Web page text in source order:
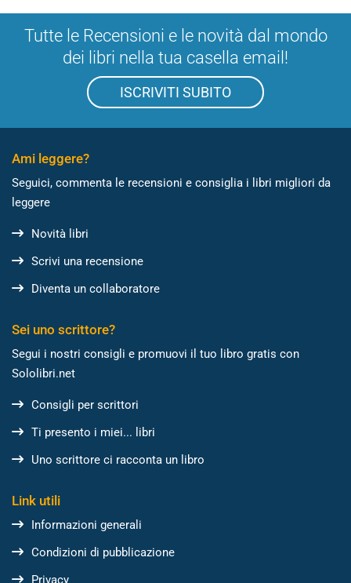
Tutte le Recensioni e le novità dal mondo
dei libri nella tua casella email!
ISCRIVITI SUBITO
Ami leggere?
Seguici, commenta le recensioni e consiglia i libri migliori da
leggere
Novità libri
Scrivi una recensione
Diventa un collaboratore
Sei uno scrittore?
Segui i nostri consigli e promuovi il tuo libro gratis con
Sololibri.net
Consigli per scrittori
Ti presento i miei... libri
Uno scrittore ci racconta un libro
Link utili
Informazioni generali
Condizioni di pubblicazione
Privacy